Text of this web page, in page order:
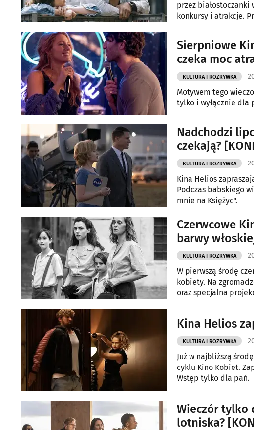
przez
konkursy i atrakcje.
Sierpniowe
czeka moc
KULTURA I ROZRYWKA
Motywem tego
tylko i wyłącznie dla
Nadchodzi
czekają?
KULTURA I ROZRYWKA
Kina Helios
Podczas babskiego
mnie na Księżyc".
Czerwcowe
barwy
KULTURA I ROZRYWKA
W pierwszą środę
kobiety. Na
oraz specjalna
Kina Helios
KULTURA I ROZRYWKA
Już w najbliższą
cyklu Kino Kobiet.
Wstęp tylko dla pań.
Wieczór tylko
lotniska?